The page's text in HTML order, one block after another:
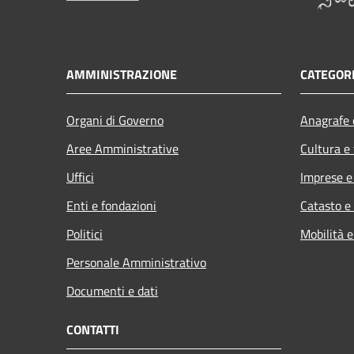
AMMINISTRAZIONE
Organi di Governo
Aree Amministrative
Uffici
Enti e fondazioni
Politici
Personale Amministrativo
Documenti e dati
Cultura
Imprese
Catasto
Mobilità
CONTATTI